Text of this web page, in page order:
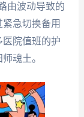
由波动导致的
紧急切换备用
院值班的护
魂土。